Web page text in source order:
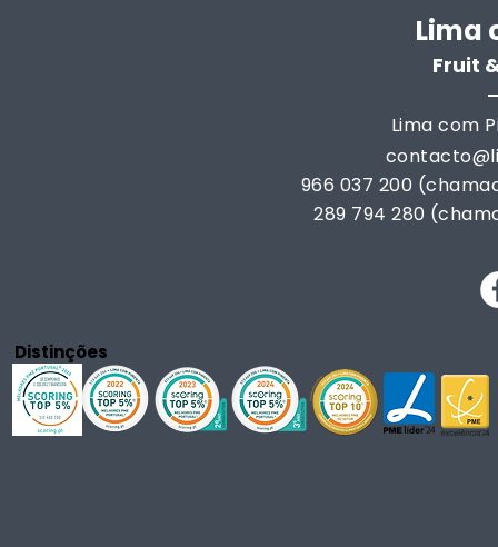
Lima
Fruit
Lima com
966 037 200
289 794 280
Distinções